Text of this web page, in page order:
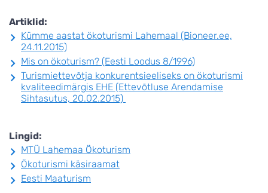
Artiklid:
Kümme aastat ökoturismi Lahemaal (Bioneer.ee,
24.11.2015)
Mis on ökoturism? (Eesti Loodus 8/1996)
Turismiettevõtja konkurentsieeliseks on ökoturismi
kvaliteedimärgis EHE (Ettevõtluse Arendamise
Sihtasutus, 20.02.2015)
Lingid:
MTÜ Lahemaa Ökoturism
Ökoturismi käsiraamat
Eesti Maaturism